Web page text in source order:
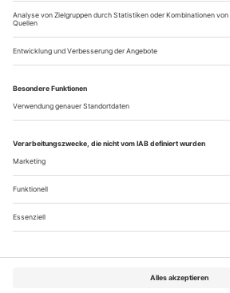
Editorial
Politisches Musiktheater – was heißt
Mitteln müssten, sollten,
Interpreten arbeiten, um aufzurütteln,
sensibilisieren für das wunde Wunder
Oper war schon immer politisch:
Dialektik von Herr und Knecht, die
von aller Not befreiten...
Über uns Kontakt